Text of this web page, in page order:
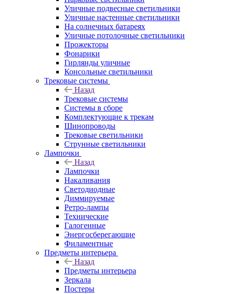
Уличные подвесные светильники
Уличные настенные светильники
На солнечных батареях
Уличные потолочные светильники
Прожекторы
Фонарики
Гирлянды уличные
Консольные светильники
Трековые системы
Назад
Трековые системы
Системы в сборе
Комплектующие к трекам
Шинопроводы
Трековые светильники
Струнные светильники
Лампочки
Назад
Лампочки
Накаливания
Светодиодные
Диммируемые
Ретро-лампы
Технические
Галогенные
Энергосберегающие
Филаментные
Предметы интерьера
Назад
Предметы интерьера
Зеркала
Постеры